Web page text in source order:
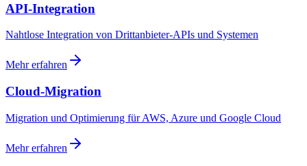
API-Integration
Nahtlose Integration von Drittanbieter-APIs und Systemen
Mehr erfahren
Cloud-Migration
Migration und Optimierung für AWS, Azure und Google Cloud
Mehr erfahren